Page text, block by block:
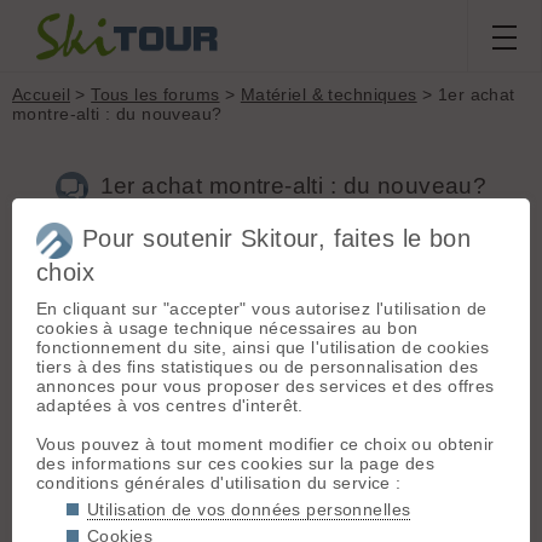
Accueil >Tous les forums > Matériel & techniques > 1er achat
montre-alti : du nouveau?
1er achat montre-alti : du nouveau?
Nouveau sujet
Voir tous les sujets Chercher Archives
davidl[565posts] - Le 17/02/2020 19:12
djack a dit :
la crosse"
J'en ai une vieille, d'un modèle qui ne se fait plus depuis 5-7
ans.
Au niveau fiabilité des mesures, c'est équivalent à suunto
(après quelques mesures avec des copains). La pile tient 2
ans environ et se change soit même. Je m'en sers d'abord
Pour soutenir Skitour, faites le bon
choix
En cliquant sur "accepter" vous autorisez l'utilisation de
cookies à usage technique nécessaires au bon
fonctionnement du site, ainsi que l'utilisation de cookies
tiers à des fins statistiques ou de personnalisation des
annonces pour vous proposer des services et des offres
adaptées à vos centres d'interêt.
Vous pouvez à tout moment modifier ce choix ou obtenir
des informations sur ces cookies sur la page des
conditions générales d'utilisation du service :
Utilisation de vos données personnelles
Cookies